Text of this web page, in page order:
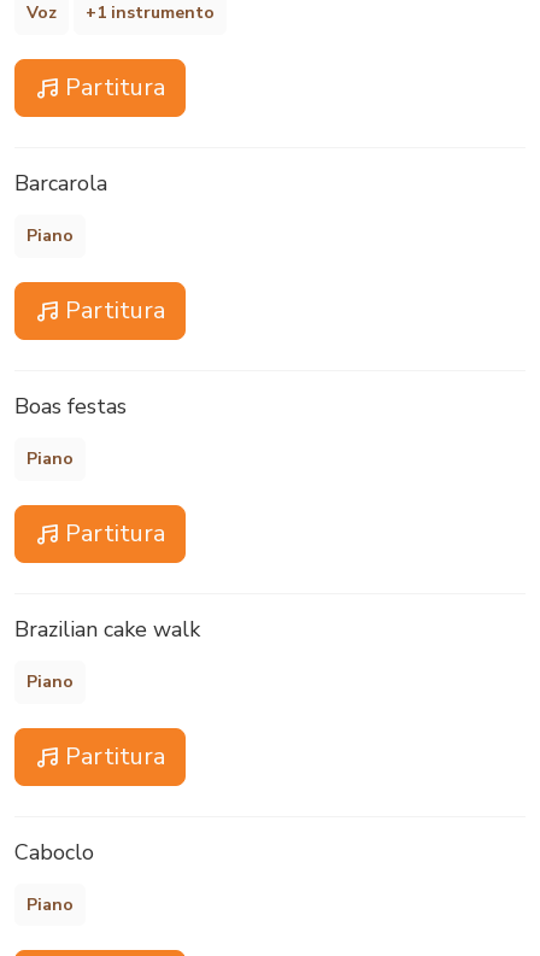
Voz +1 instrumento
Partitura
Barcarola
Piano
Partitura
Boas festas
Piano
Partitura
Brazilian cake walk
Piano
Partitura
Caboclo
Piano